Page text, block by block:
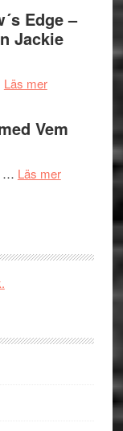
Pöntinen
avslutar
Scensommar
in
till
och
Edge –
Jackie
Läs merom
Shadow
Edge
spännande
Vem
… Läs merom
kan